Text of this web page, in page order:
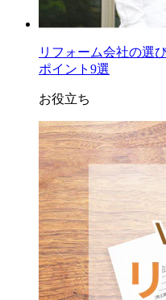
リフォーム会社の選
ポイント9選
お役立ち